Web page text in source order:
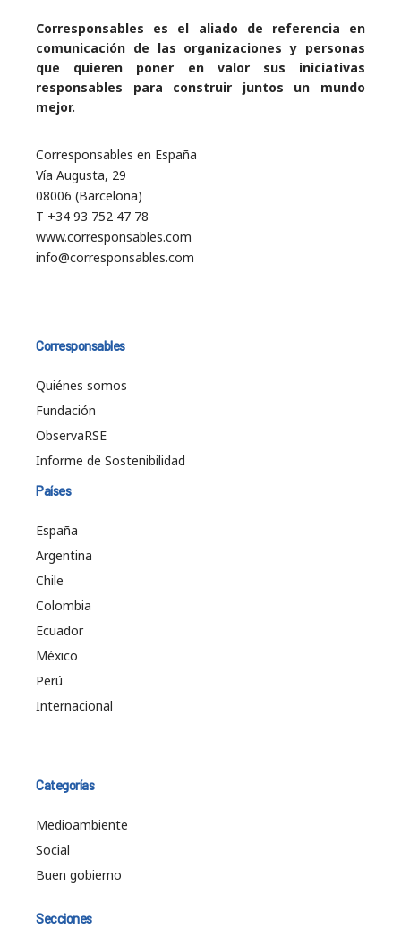
Corresponsables es el aliado de referencia en
comunicación de las organizaciones y personas
que quieren poner en valor sus iniciativas
responsables para construir juntos un mundo
mejor.
Corresponsables en España
Vía Augusta, 29
08006 (Barcelona)
T +34 93 752 47 78
www.corresponsables.com
info@corresponsables.com
Corresponsables
Quiénes somos
Fundación
ObservaRSE
Informe de Sostenibilidad
Países
España
Argentina
Chile
Colombia
Ecuador
México
Perú
Internacional
Categorías
Medioambiente
Social
Buen gobierno
Secciones